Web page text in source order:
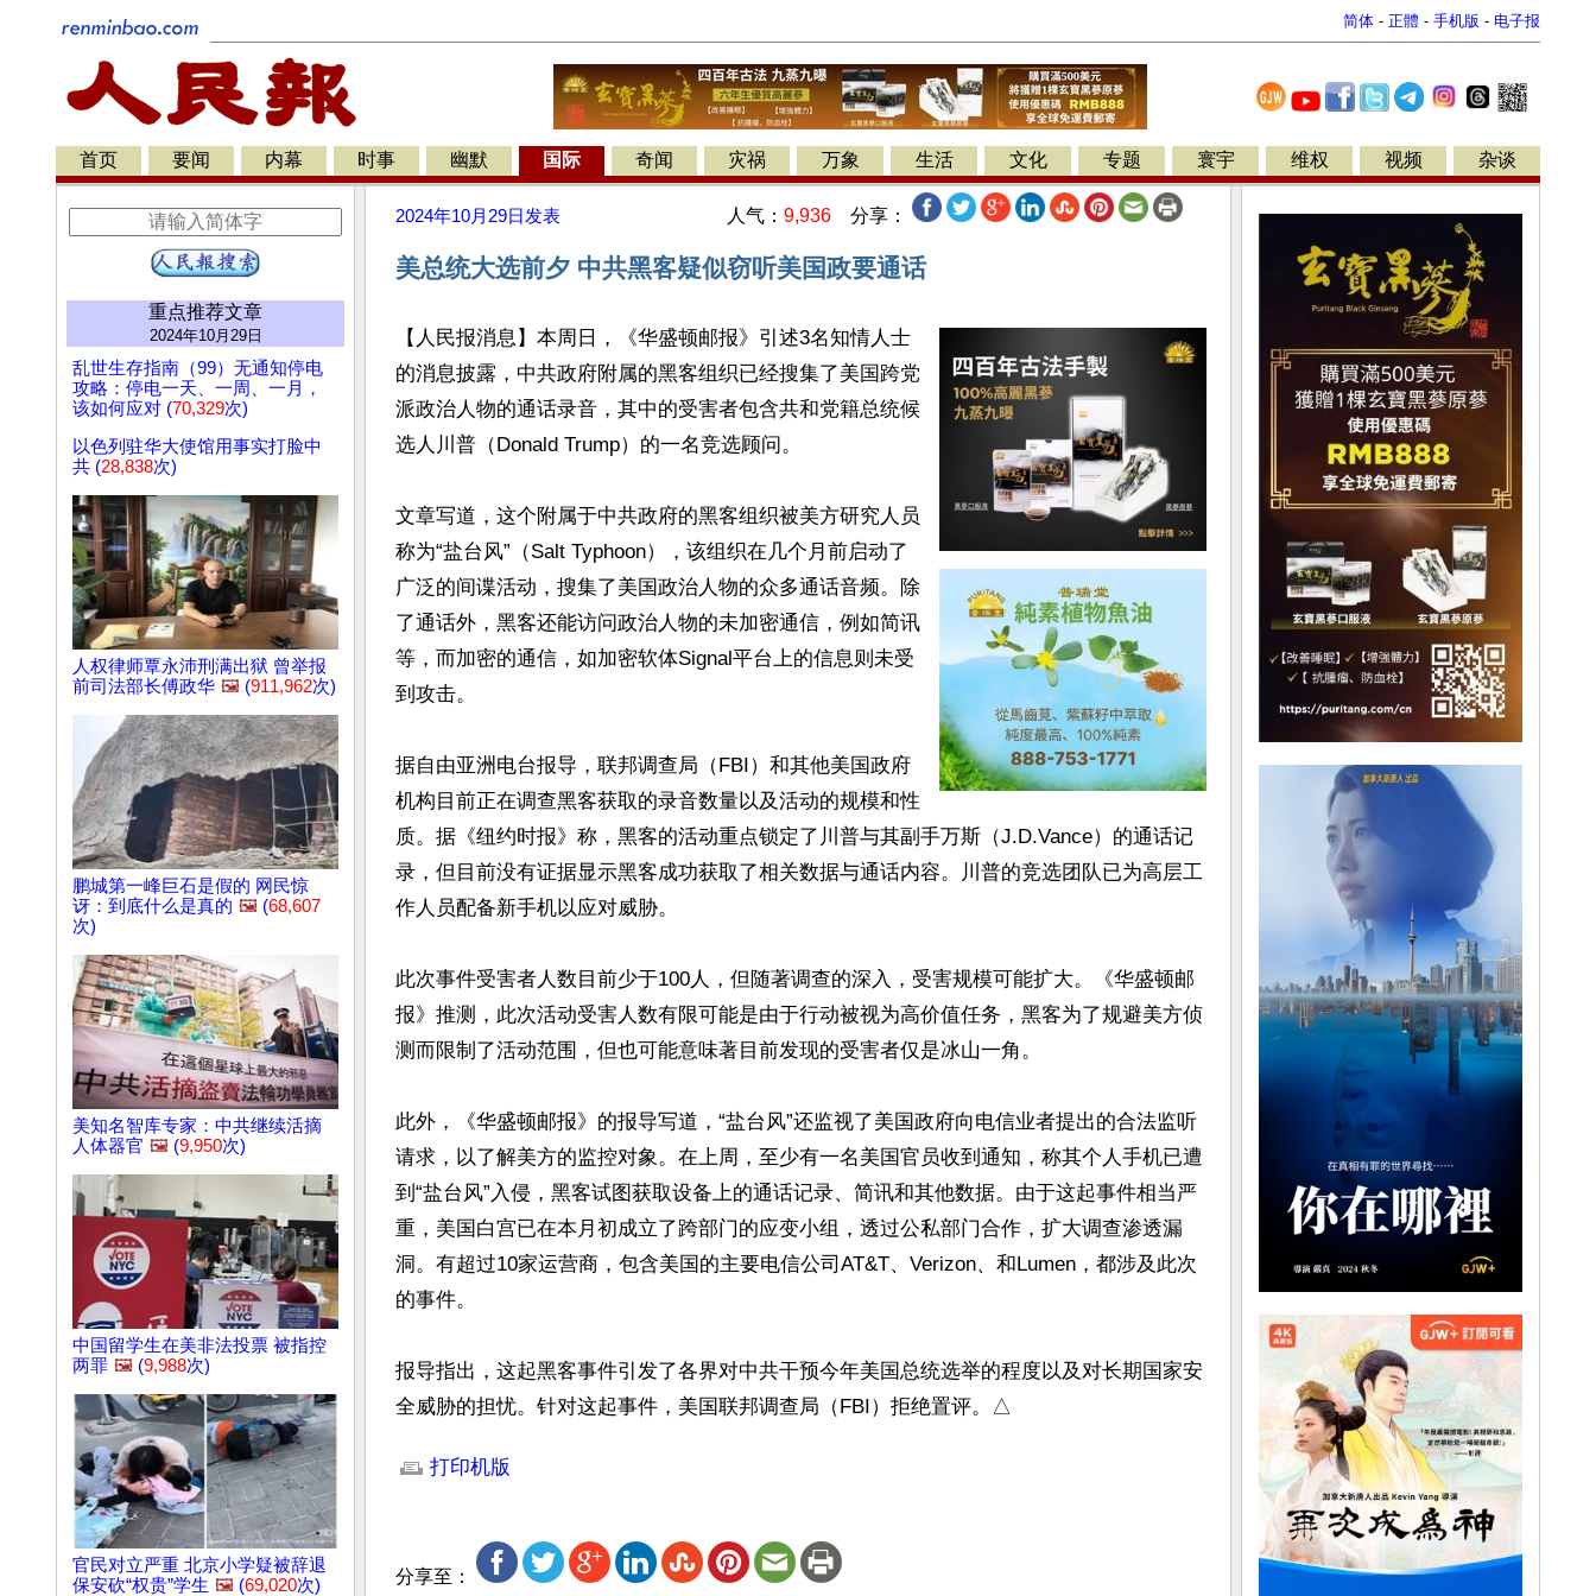
简体 - 正體 - 手机版 - 电子报
首页 要闻 内幕 时事 幽默 国际 奇闻 灾祸 万象 生活 文化 专题 寰宇 维权 视频 杂谈
重点推荐文章
2024年10月29日
乱世生存指南（99）无通知停电
攻略：停电一天、一周、一月，
该如何应对 (70,329次)
以色列驻华大使馆用事实打脸中
共 (28,838次)
人权律师覃永沛刑满出狱 曾举报
前司法部长傅政华 🖼️ (911,962次)
鹏城第一峰巨石是假的 网民惊
讶：到底什么是真的 🖼️ (68,607
次)
美知名智库专家：中共继续活摘
人体器官 🖼️ (9,950次)
中国留学生在美非法投票 被指控
两罪 🖼️ (9,988次)
官民对立严重 北京小学疑被辞退
保安砍“权贵”学生 🖼️ (69,020次)
2024年10月29日 发表 人气： 9,936 分享：
美总统大选前夕 中共黑客疑似窃听美国政要通话
【人民报消息】本周日，《华盛顿邮报》引述3名知情人士
的消息披露，中共政府附属的黑客组织已经搜集了美国跨党
派政治人物的通话录音，其中的受害者包含共和党籍总统候
选人川普（Donald Trump）的一名竞选顾问。
文章写道，这个附属于中共政府的黑客组织被美方研究人员
称为“盐台风”（Salt Typhoon），该组织在几个月前启动了
广泛的间谍活动，搜集了美国政治人物的众多通话音频。除
了通话外，黑客还能访问政治人物的未加密通信，例如简讯
等，而加密的通信，如加密软体Signal平台上的信息则未受
到攻击。
据自由亚洲电台报导，联邦调查局（FBI）和其他美国政府
机构目前正在调查黑客获取的录音数量以及活动的规模和性
质。据《纽约时报》称，黑客的活动重点锁定了川普与其副手万斯（J.D.Vance）的通话记
录，但目前没有证据显示黑客成功获取了相关数据与通话内容。川普的竞选团队已为高层工
作人员配备新手机以应对威胁。
此次事件受害者人数目前少于100人，但随著调查的深入，受害规模可能扩大。《华盛顿邮
报》推测，此次活动受害人数有限可能是由于行动被视为高价值任务，黑客为了规避美方侦
测而限制了活动范围，但也可能意味著目前发现的受害者仅是冰山一角。
此外，《华盛顿邮报》的报导写道，“盐台风”还监视了美国政府向电信业者提出的合法监听
请求，以了解美方的监控对象。在上周，至少有一名美国官员收到通知，称其个人手机已遭
到“盐台风”入侵，黑客试图获取设备上的通话记录、简讯和其他数据。由于这起事件相当严
重，美国白宫已在本月初成立了跨部门的应变小组，透过公私部门合作，扩大调查渗透漏
洞。有超过10家运营商，包含美国的主要电信公司AT&T、Verizon、和Lumen，都涉及此次
的事件。
报导指出，这起黑客事件引发了各界对中共干预今年美国总统选举的程度以及对长期国家安
全威胁的担忧。针对这起事件，美国联邦调查局（FBI）拒绝置评。△
打印机版
分享至：